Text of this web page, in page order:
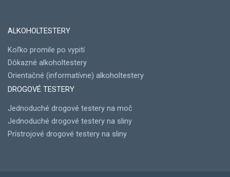
ALKOHOLTESTERY
Koľko promile po vypití
Dôkazné alkoholtestery
Orientačné (informatívne) alkoholtestery
DROGOVÉ TESTERY
Jednoduché drogové testery na moč
Jednoduché drogové testery na sliny
Prístrojové drogové testery na sliny